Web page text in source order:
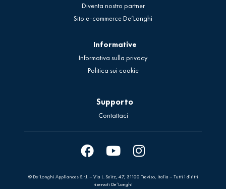
Diventa nostro partner
Sito e-commerce De’Longhi
Informative
Informativa sulla privacy
Politica sui cookie
Supporto
Contattaci
© De’Longhi Appliances S.r.l. – Via L. Seitz, 47, 31100 Treviso, Italia – Tutti i diritti
riservati De’Longhi